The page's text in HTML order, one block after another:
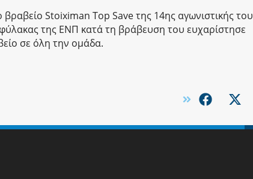
Stoiximan Top Save της 14ης αγωνιστικής του
της ΕΝΠ κατά τη βράβευση του ευχαρίστησε
σε όλη την ομάδα.